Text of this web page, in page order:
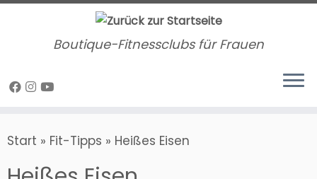
Zum
Boutique-Fitnessclubs für Frauen
Start » Fit-Tipps » Heißes Eisen